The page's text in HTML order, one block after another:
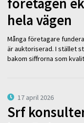
hela vägen
Många företagare
är auktoriserad. I stället
bakom siffrorna som
17 april 2026
Srf